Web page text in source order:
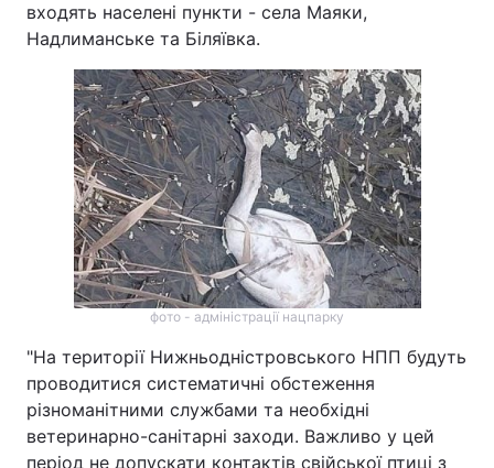
входять населені пункти - села Маяки,
Надлиманське та Біляївка.
фото - адміністрації нацпарку
"На території Нижньодністровського НПП будуть
проводитися систематичні обстеження
різноманітними службами та необхідні
ветеринарно-санітарні заходи. Важливо у цей
період не допускати контактів свійської птиці з